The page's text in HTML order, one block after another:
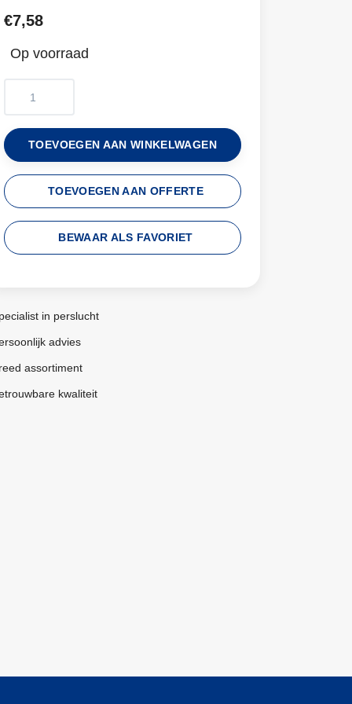
€7,58
Op voorraad
TOEVOEGEN AAN WINKELWAGEN
TOEVOEGEN AAN OFFERTE
BEWAAR ALS FAVORIET
in perslucht
advies
assortiment
kwaliteit